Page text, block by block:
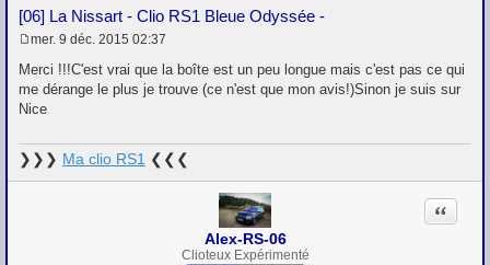
[06] La Nissart - Clio RS1 Bleue Odyssée -
e
s
a
e
mer. 9 déc. 2015 02:37
Merci !!!C'est vrai que la boîte est un peu longue mais c'est pas ce qui
me dérange le plus je trouve (ce n'est que mon avis!)Sinon je suis sur
Nice
❯❯❯ Ma clio RS1 ❮❮❮
Alex-RS-06
Clioteux Expérimenté
Citation